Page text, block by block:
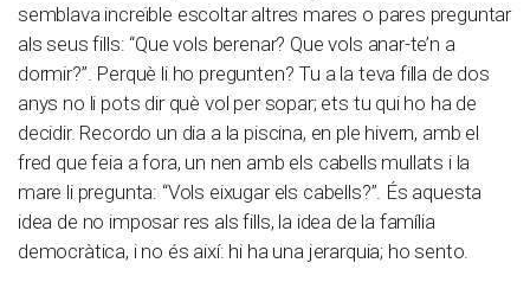
semblava increïble escoltar altres mares o pares preguntar
als seus fills: “Que vols berenar? Que vols anar-te’n a
dormir?”. Perquè li ho pregunten? Tu a la teva filla de dos
anys no li pots dir què vol per sopar; ets tu qui ho ha de
decidir. Recordo un dia a la piscina, en ple hivern, amb el
fred que feia a fora, un nen amb els cabells mullats i la
mare li pregunta: “Vols eixugar els cabells?”. És aquesta
idea de no imposar res als fills, la idea de la família
democràtica, i no és així: hi ha una jerarquia; ho sento.